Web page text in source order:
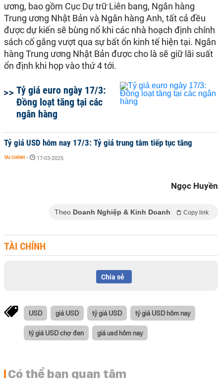
ương, bao gồm Cục Dự trữ Liên bang, Ngân hàng
Trung ương Nhật Bản và Ngân hàng Anh, tất cả đều
được dự kiến sẽ bùng nổ khi các nhà hoạch định chính
sách cố gắng vượt qua sự bất ổn kinh tế hiện tại. Ngân
hàng Trung ương Nhật Bản được cho là sẽ giữ lãi suất
ổn định khi họp vào thứ 4 tới.
Tỷ giá euro ngày 17/3:
Đồng loạt tăng tại các
ngân hàng
Tỷ giá USD hôm nay 17/3: Tỷ giá trung tâm tiếp tục tăng
TÀI CHÍNH - 17-03-2025
Ngọc Huyền
Theo Doanh Nghiệp & Kinh Doanh Copy link
TÀI CHÍNH
Chia sẻ
USD giá USD tỷ giá USD tỷ giá USD hôm nay
tỷ giá USD chợ đen giá usd hôm nay
Có thể bạn quan tâm